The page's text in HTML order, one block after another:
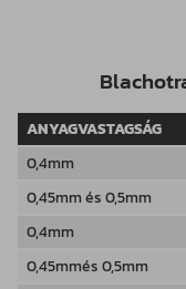
ANYAGVASTAGSÁG
0,4mm
0,45mm és 0,5mm
0,4mm
0,45mmés 0,5mm